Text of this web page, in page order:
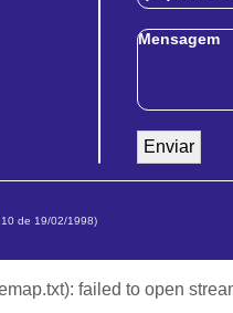
de 19/02/1998)
failed to open